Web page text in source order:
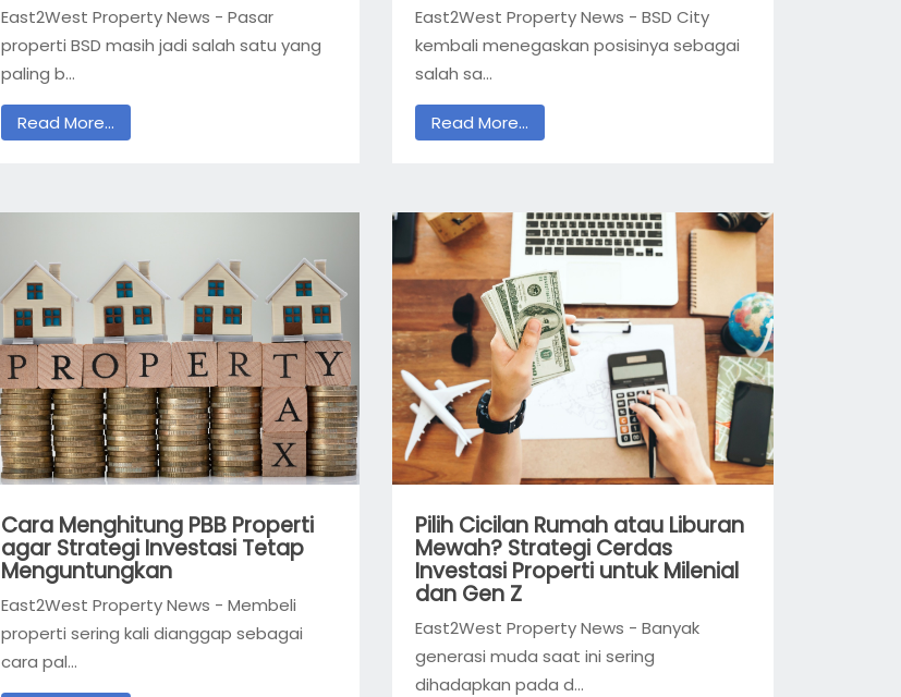
East2West Property News - Pasar
properti BSD masih jadi salah satu yang
paling b...
Read More...
East2West Property News - BSD City
kembali menegaskan posisinya sebagai
salah sa...
Read More...
Cara Menghitung PBB Properti
agar Strategi Investasi Tetap
Menguntungkan
East2West Property News - Membeli
properti sering kali dianggap sebagai
cara pal...
Pilih Cicilan Rumah atau Liburan
Mewah? Strategi Cerdas
Investasi Properti untuk Milenial
dan Gen Z
East2West Property News - Banyak
generasi muda saat ini sering
dihadapkan pada d...